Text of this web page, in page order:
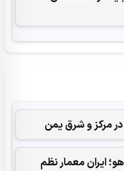
در مرکز و شرق یمن
ایران معمار نظم